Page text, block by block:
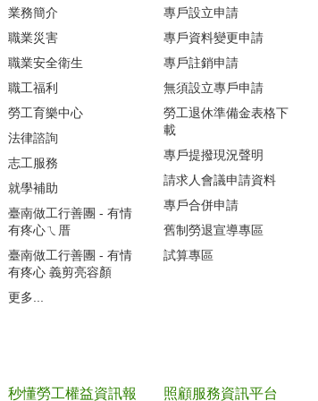
業務簡介
職業災害
職業安全衛生
職工福利
勞工育樂中心
法律諮詢
志工服務
就學補助
臺南做工行善團 - 有情
有疼心ㄟ厝
臺南做工行善團 - 有情
有疼心 義剪亮容顏
更多...
專戶設立申請
專戶資料變更申請
專戶註銷申請
無須設立專戶申請
勞工退休準備金表格下
載
專戶提撥現況聲明
請求人會議申請資料
專戶合併申請
舊制勞退宣導專區
試算專區
秒懂勞工權益資訊報
照顧服務資訊平台